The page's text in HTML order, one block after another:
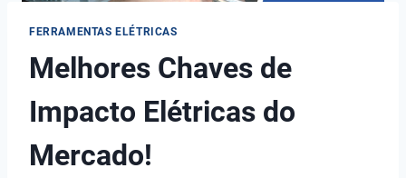
FERRAMENTAS ELÉTRICAS
Melhores Chaves de
Impacto Elétricas do
Mercado!